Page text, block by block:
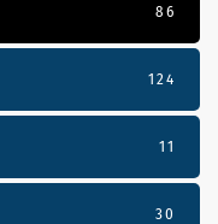
86
124
11
30